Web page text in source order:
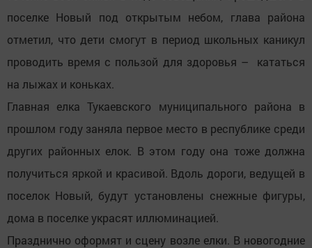
поселке Новый под открытым небом, глава района
отметил, что дети смогут в период школьных каникул
проводить время с пользой для здоровья – кататься
на лыжах и коньках.
Главная елка Тукаевского муниципального района в
прошлом году заняла первое место в республике среди
других районных елок. В этом году она тоже должна
получиться яркой и красивой. Вдоль дороги, ведущей в
поселок Новый, будут установлены снежные фигуры,
дома в поселке украсят иллюминацией.
Празднично оформят и сцену возле елки. В новогодние